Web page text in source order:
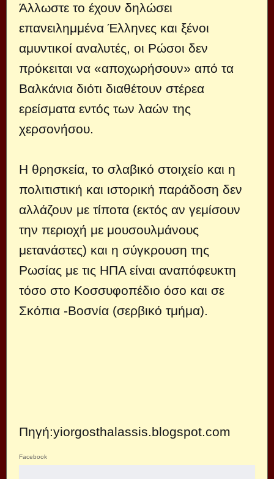
Άλλωστε το έχουν δηλώσει
επανειλημμένα Έλληνες και ξένοι
αμυντικοί αναλυτές, οι Ρώσοι δεν
πρόκειται να «αποχωρήσουν» από τα
Βαλκάνια διότι διαθέτουν στέρεα
ερείσματα εντός των λαών της
χερσονήσου.
Η θρησκεία, το σλαβικό στοιχείο και η
πολιτιστική και ιστορική παράδοση δεν
αλλάζουν με τίποτα (εκτός αν γεμίσουν
την περιοχή με μουσουλμάνους
μετανάστες) και η σύγκρουση της
Ρωσίας με τις ΗΠΑ είναι αναπόφευκτη
τόσο στο Κοσσυφοπέδιο όσο και σε
Σκόπια -Βοσνία (σερβικό τμήμα).
Πηγή:yiorgosthalassis.blogspot.com
Facebook